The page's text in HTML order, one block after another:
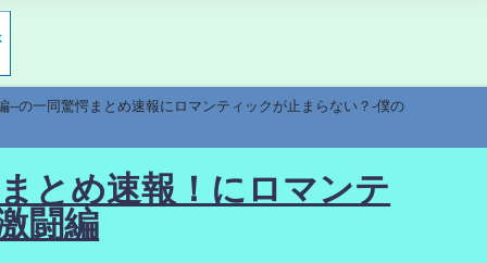
の一同驚愕まとめ速報にロマンティックが止まらない？-僕の
とめ速報！にロマンテ
闘編